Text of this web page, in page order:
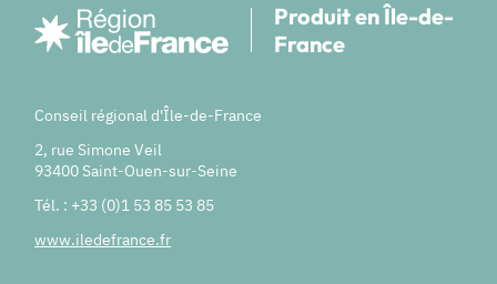
Produit en Île-de-
France
Conseil régional d'Île-de-France
2, rue Simone Veil
93400 Saint-Ouen-sur-Seine
Tél. : +33 (0)1 53 85 53 85
www.iledefrance.fr